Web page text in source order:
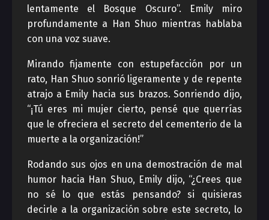
lentamente el Bosque Oscuro”. Emily miro
profundamente a Han Shuo mientras hablaba
con una voz suave.
Mirando fijamente con estupefacción por un
rato, Han Shuo sonrió ligeramente y de repente
atrajo a Emily hacia sus brazos. Sonriendo dijo,
“¡Tú eres mi mujer cierto, pensé que querrías
que le ofreciera el secreto del cementerio de la
muerte a la organización!”
Rodando sus ojos en una demostración de mal
humor hacia Han Shuo, Emily dijo, “¿Crees que
no sé lo que estás pensando? si quisieras
decirle a la organización sobre este secreto, lo